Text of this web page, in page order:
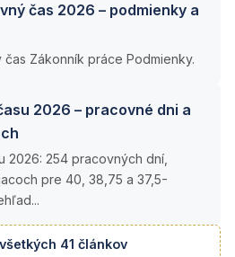
čas 2026 – podmienky a
Zákonník práce Podmienky.
2026 – pracovné dni a
2026: 254 pracovných dní,
pre 40, 38,75 a 37,5-
41 článkov